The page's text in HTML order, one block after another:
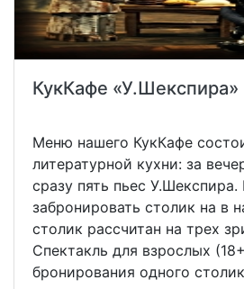
КукКафе «У.Шекспира»
Меню нашего КукКафе
литературной кухни: за
сразу пять пьес
забронировать столик на в
столик рассчитан на трех
Спектакль для взрослых
бронирования одного